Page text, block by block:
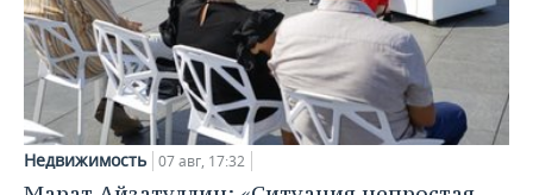
Недвижимость 07 авг, 17:32